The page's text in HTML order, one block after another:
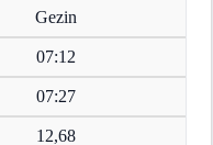
Gezin
07:12
07:27
12,68